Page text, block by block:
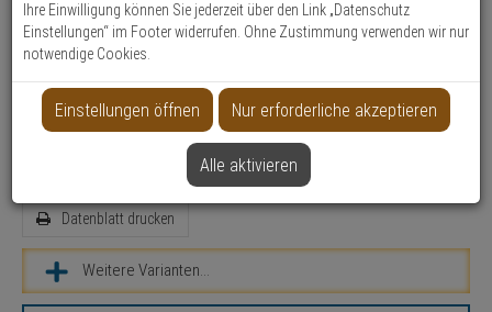
Suche
Vorhangschloss, Industrie-Hangeschloss, Langbügel-
Hangschloss - Modell: Silver Rock 5
Sicherheitsstufe: 7
Einsatzbereich: Gewerbeobjekte, Haus, Wohnung
Datenblatt drucken
Weitere Varianten...
Ihre Einwilligung können Sie jederzeit über den Link „Datenschutz
Einstellungen“ im Footer widerrufen. Ohne Zustimmung verwenden wir nur
notwendige Cookies.
Einstellungen öffnen Nur erforderliche akzeptieren
Alle aktivieren